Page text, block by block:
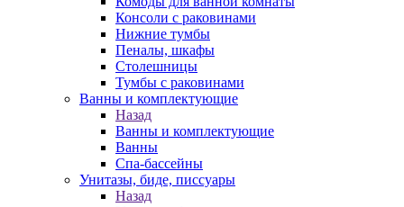
Консоли с раковинами
Нижние тумбы
Пеналы, шкафы
Столешницы
Тумбы с раковинами
Ванны и комплектующие
Назад
Ванны и комплектующие
Ванны
Спа-бассейны
Унитазы, биде, писсуары
Назад